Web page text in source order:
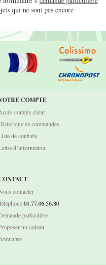
qui ne sont pas encore
COMPTE
compte client
de commandes
de souhaits
d’information
contacter
01.77.06.56.80
particulière
un cadeau